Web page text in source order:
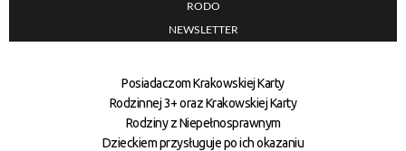
RODO
NEWSLETTER
Posiadaczom Krakowskiej Karty
Rodzinnej 3+ oraz Krakowskiej Karty
Rodziny z Niepełnosprawnym
Dzieckiem przysługuje po ich okazaniu